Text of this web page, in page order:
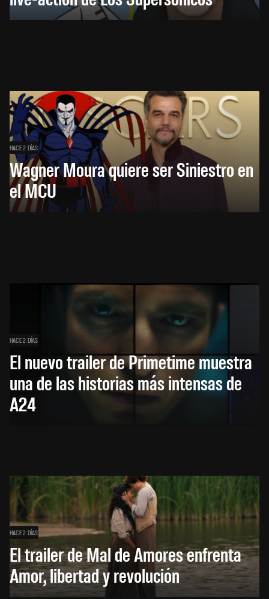
HACE 2 DÍAS
Wagner Moura quiere ser Siniestro en
el MCU
HACE 2 DÍAS
El nuevo trailer de Primetime muestra
una de las historias más intensas de
A24
HACE 2 DÍAS
El trailer de Mal de Amores enfrenta
Amor, libertad y revolución